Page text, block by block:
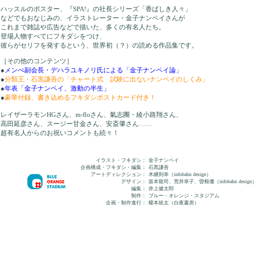
ハッスルのポスター、『SPA!』の社長シリーズ「香ばしき人々」
などでもおなじみの、イラストレーター・金子ナンペイさんが
これまで雑誌や広告などで描いた、多くの有名人たち。
登場人物すべてにフキダシをつけ、
彼らがセリフを発するという、世界初（？）の読める作品集です。
［その他のコンテンツ］
● メンぺ副会長・デハラユキノリ氏による「金子ナンペイ論」
●分類王・石黒謙吾の「チャート式 試験に出ないナンペイのしくみ」
●年表「金子ナンペイ、激動の半生」
●豪華付録、書き込めるフキダシポストカード付き！
レイザーラモンHGさん、m-floさん、氣志團・綾小路翔さん、
高田延彦さん、スージー甘金さん、安斎肇さん……
超有名人からのお祝いコメントも続々！
イラスト・フキダシ：
企画構成・フキダシ・編集：
アートディレクション：
デザイン：
編集：
制作：
企画・制作進行：
金子ナンペイ
石黒謙吾
木継則幸（infobahn design）
坂本龍司、荒井幸子、曽根優（infobahn design）
井上健太郎
ブルー・オレンジ・スタジアム
榎本統太（白夜書房）